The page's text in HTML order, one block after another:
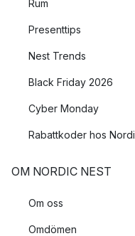
en mysig belysning, lägg
placera den mitt på
Rum
Presenttips
Nest Trends
Black Friday 2026
Cyber Monday
Rabattkoder hos
OM NORDIC NEST
Om oss
Omdömen